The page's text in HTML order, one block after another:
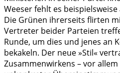
Weeser fehlt es
Die Grünen ihrerseits flirten
Vertreter beider Parteien
Runde, um dies und jenes an
bekakeln. Der neue »Stil«
Zusammenwirkens – vor